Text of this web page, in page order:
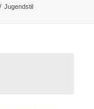
/ Jugendstil